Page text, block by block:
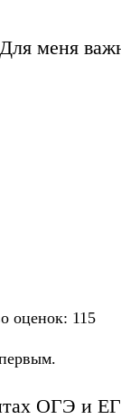
меня
оценок: 115
ОГЭ и